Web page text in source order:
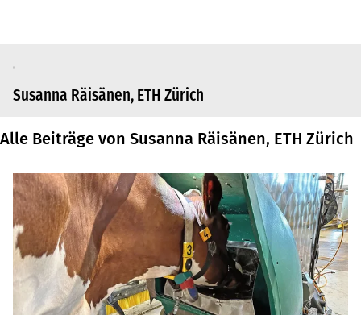
Susanna Räisänen, ETH Zürich
Alle Beiträge von Susanna Räisänen, ETH Zürich